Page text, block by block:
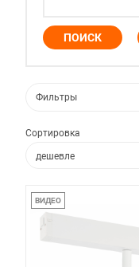
Фильтры
Сортировка
дешевле
по популярности
ВИДЕО